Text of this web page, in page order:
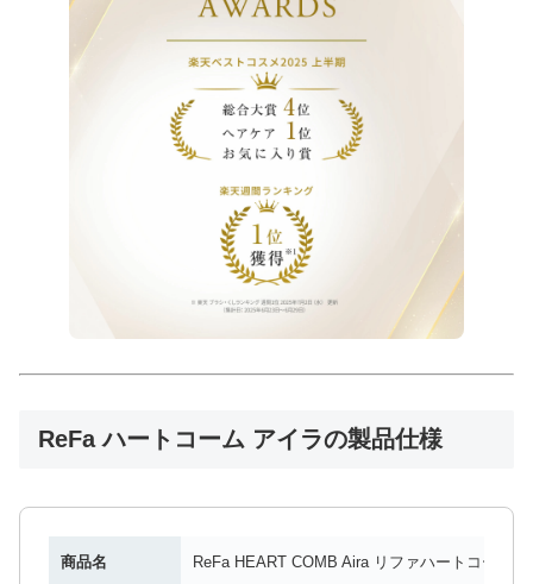
ReFa ハートコーム アイラの製品仕様
商品名 ReFa HEART COMB Aira リファハートコームア